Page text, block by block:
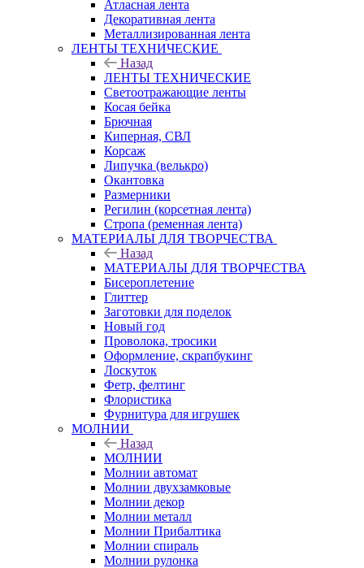
Атласная лента
Декоративная лента
Металлизированная лента
ЛЕНТЫ ТЕХНИЧЕСКИЕ
Назад
ЛЕНТЫ ТЕХНИЧЕСКИЕ
Светоотражающие ленты
Косая бейка
Брючная
Киперная, СВЛ
Корсаж
Липучка (велькро)
Окантовка
Размерники
Регилин (корсетная лента)
Стропа (ременная лента)
МАТЕРИАЛЫ ДЛЯ ТВОРЧЕСТВА
Назад
МАТЕРИАЛЫ ДЛЯ ТВОРЧЕСТВА
Бисероплетение
Глиттер
Заготовки для поделок
Новый год
Проволока, тросики
Оформление, скрапбукинг
Лоскуток
Фетр, фелтинг
Флористика
Фурнитура для игрушек
МОЛНИИ
Назад
МОЛНИИ
Молнии автомат
Молнии двухзамковые
Молнии декор
Молнии металл
Молнии Прибалтика
Молнии спираль
Молнии рулонка